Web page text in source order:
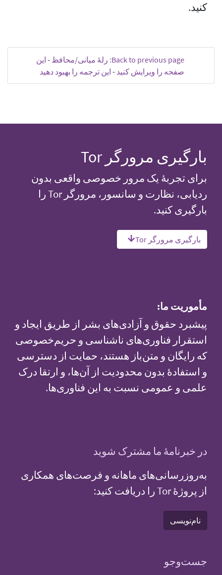
کنید.
Back to previous page: رلهٔ میانی/محافظ - این
صفحه را ویرایش کنید - این ترجمه را بهبود دهید
بارگیری مرورگر Tor
برای تجربهٔ یک مرور خصوصی واقعی بدون
ردیابی، نظارت و سانسور، مرورگر Tor را
بارگیری کنید.
بارگیری مرورگر Tor
مأموریت ما:
پیشبرد حقوق و آزادی‌های بشر از طریق ایجاد و
استقرار فناوری‌های ناشناسی و حریم‌خصوصی
که رایگان و متن‌باز هستند، حمایت از دسترسی
و استفادهٔ بدون محدودیت از آن‌ها، و ارتقا درک
علمی و عمومی نسبت به این فناوری‌ها.
در خبرنامهٔ ما مشترک شوید
به‌روزرسانی‌های ماهانه و فرصت‌های همکاری
از پروژهٔ Tor را دریافت کنید:
نام‌نویسی
جست‌و‌جو